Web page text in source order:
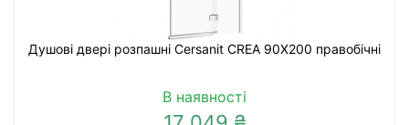
Душові двері розпашні Cersanit CREA 90X200 правобічні
В наявності